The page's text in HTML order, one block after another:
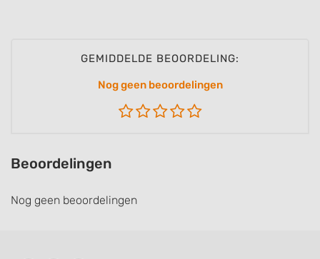
GEMIDDELDE BEOORDELING:
Nog geen beoordelingen
Beoordelingen
Nog geen beoordelingen